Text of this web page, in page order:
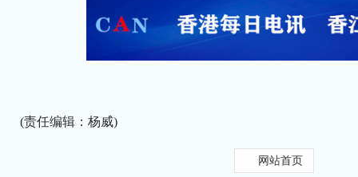
(责任编辑：杨威)
网站首页